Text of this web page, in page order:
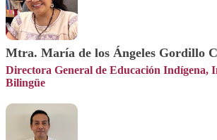
Mtra. María de los Ángeles Gordillo
Directora General de Educación Indígena,
Bilingüe